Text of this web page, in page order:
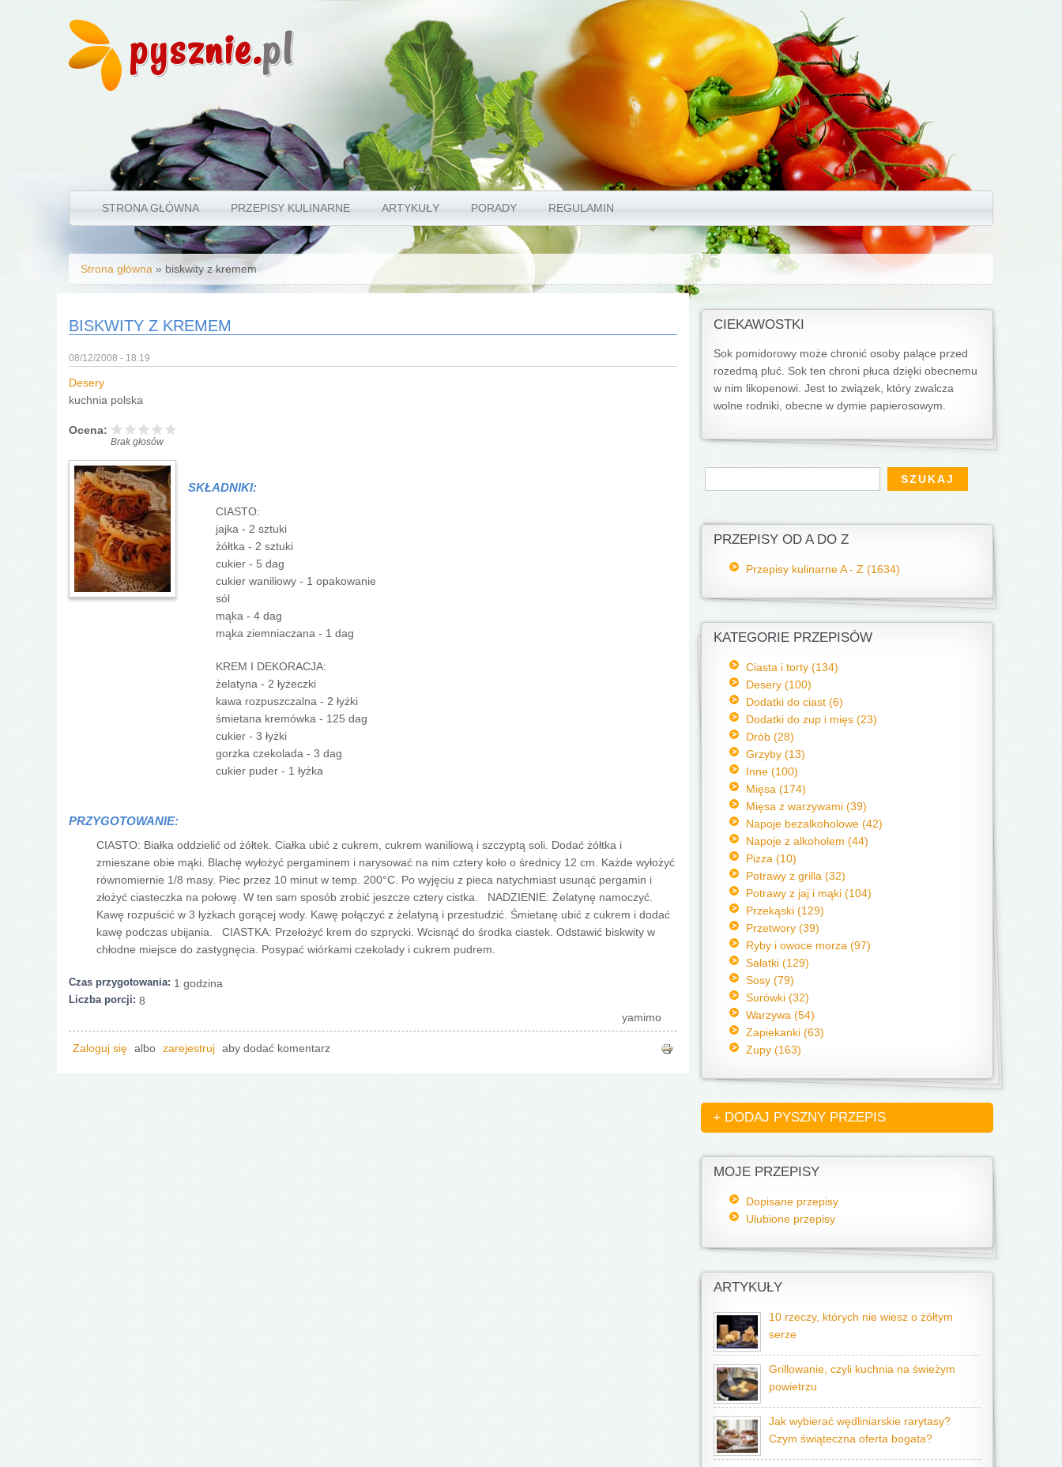
pysznie.pl
STRONA GŁÓWNA PRZEPISY KULINARNE ARTYKUŁY PORADY REGULAMIN
Jesteś tutaj
Strona główna » biskwity z kremem
BISKWITY Z KREMEM
08/12/2008 - 18:19
Desery
kuchnia polska
Ocena:
Brak głosów
SKŁADNIKI:
CIASTO:
jajka - 2 sztuki
żółtka - 2 sztuki
cukier - 5 dag
cukier waniliowy - 1 opakowanie
sól
mąka - 4 dag
mąka ziemniaczana - 1 dag
KREM I DEKORACJA:
żelatyna - 2 łyżeczki
kawa rozpuszczalna - 2 łyżki
śmietana kremówka - 125 dag
cukier - 3 łyżki
gorzka czekolada - 3 dag
cukier puder - 1 łyżka
PRZYGOTOWANIE:
CIASTO: Białka oddzielić od żółtek. Ciałka ubić z cukrem, cukrem waniliową i szczyptą soli. Dodać żółtka i
zmieszane obie mąki. Blachę wyłożyć pergaminem i narysować na nim cztery koło o średnicy 12 cm. Każde wyłożyć
równomiernie 1/8 masy. Piec przez 10 minut w temp. 200°C. Po wyjęciu z pieca natychmiast usunąć pergamin i
złożyć ciasteczka na połowę. W ten sam sposób zrobić jeszcze cztery cistka. NADZIENIE: Żelatynę namoczyć.
Kawę rozpuścić w 3 łyżkach gorącej wody. Kawę połączyć z żelatyną i przestudzić. Śmietanę ubić z cukrem i dodać
kawę podczas ubijania. CIASTKA: Przełożyć krem do szprycki. Wcisnąć do środka ciastek. Odstawić biskwity w
chłodne miejsce do zastygnęcia. Posypać wiórkami czekolady i cukrem pudrem.
Czas przygotowania: 1 godzina
Liczba porcji: 8
yamimo
Zaloguj się albo zarejestruj aby dodać komentarz
CIEKAWOSTKI
Sok pomidorowy może chronić osoby palące przed
rozedmą pluć. Sok ten chroni płuca dzięki obecnemu
w nim likopenowi. Jest to związek, który zwalcza
wolne rodniki, obecne w dymie papierosowym.
Formularz wyszukiwania
Szukaj
PRZEPISY OD A DO Z
Przepisy kulinarne A - Z (1634)
KATEGORIE PRZEPISÓW
Ciasta i torty (134)
Desery (100)
Dodatki do ciast (6)
Dodatki do zup i mięs (23)
Drób (28)
Grzyby (13)
Inne (100)
Mięsa (174)
Mięsa z warzywami (39)
Napoje bezalkoholowe (42)
Napoje z alkoholem (44)
Pizza (10)
Potrawy z grilla (32)
Potrawy z jaj i mąki (104)
Przekąski (129)
Przetwory (39)
Ryby i owoce morza (97)
Sałatki (129)
Sosy (79)
Surówki (32)
Warzywa (54)
Zapiekanki (63)
Zupy (163)
+ DODAJ PYSZNY PRZEPIS
MOJE PRZEPISY
Dopisane przepisy
Ulubione przepisy
ARTYKUŁY
10 rzeczy, których nie wiesz o żółtym
serze
Grillowanie, czyli kuchnia na świeżym
powietrzu
Jak wybierać wędliniarskie rarytasy?
Czym świąteczna oferta bogata?